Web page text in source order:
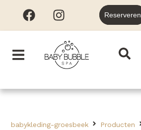
Reserveren
babykleding-groesbeek
Producten